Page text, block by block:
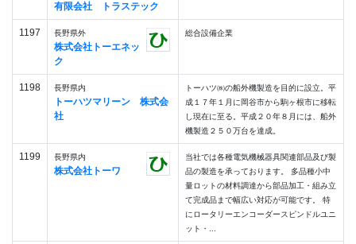
有限会社 トラステック
1197 長野県外
株式会社トーエネッ
ク
総合設備企業
1198 長野県内
トーハツマリーン 株式会
社
トーハツ㈱の船外機製造を目的に設立。平
成１７年１月に岡谷市から駒ヶ根市に移転
し現在に至る。平成２０年８月には、船外
機製造２５０万台を達成。
1199 長野県内
株式会社トーワ
当社では各種電気機械器具関連部品及び製
品の製造を承っております。 多品種小中
量ロットの材料調達から部品加工・組み立
て完成品まで幅広い対応が可能です。 特
にロータリーエンコーダースピンドルユニ
ット・...